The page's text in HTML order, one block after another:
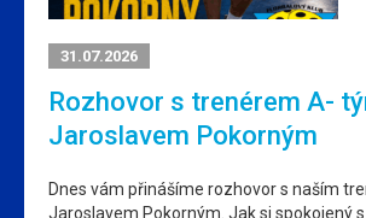
31.07.2026
Rozhovor s trenérem A-
Jaroslavem Pokorným
Dnes vám přinášíme rozhovor s naším
Jaroslavem Pokorným. Jak si spokojený